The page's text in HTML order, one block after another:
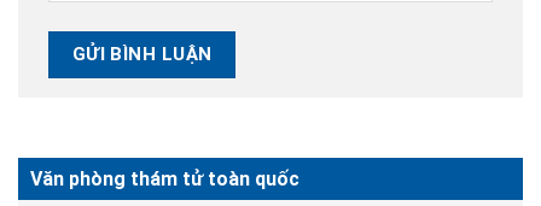
Văn phòng thám tử toàn quốc